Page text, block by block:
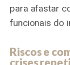
para afastar
funcionais do
Riscos e
crises